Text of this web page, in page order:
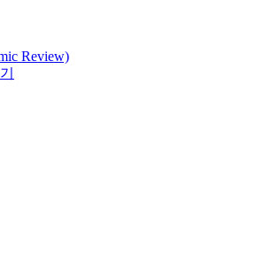
Review)